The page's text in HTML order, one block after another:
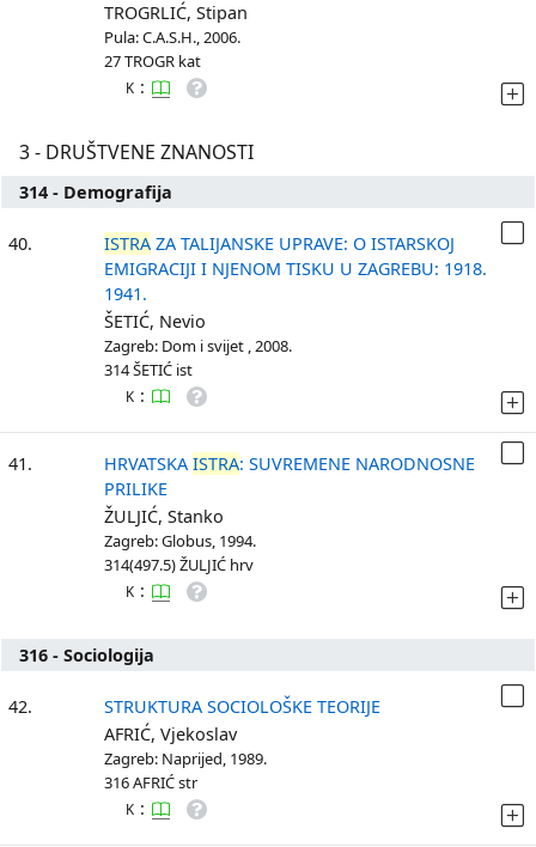
TROGRLIĆ, Stipan
Pula: C.A.S.H., 2006.
27 TROGR kat
K :
3 - DRUŠTVENE ZNANOSTI
314 - Demografija
40. ISTRA ZA TALIJANSKE UPRAVE: O ISTARSKOJ
EMIGRACIJI I NJENOM TISKU U ZAGREBU: 1918.
1941.
ŠETIĆ, Nevio
Zagreb: Dom i svijet , 2008.
314 ŠETIĆ ist
K :
41. HRVATSKA ISTRA: SUVREMENE NARODNOSNE
PRILIKE
ŽULJIĆ, Stanko
Zagreb: Globus, 1994.
314(497.5) ŽULJIĆ hrv
K :
316 - Sociologija
42.
STRUKTURA SOCIOLOŠKE TEORIJE
AFRIĆ, Vjekoslav
Zagreb: Naprijed, 1989.
316 AFRIĆ str
K :